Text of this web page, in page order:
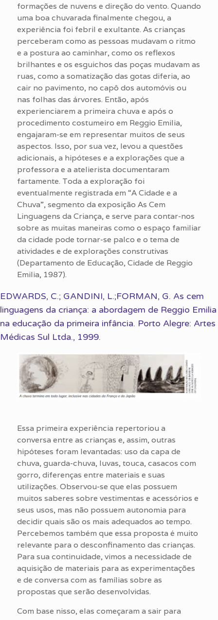
formações de nuvens e direção do vento. Quando
uma boa chuvarada finalmente chegou, a
experiência foi febril e exultante. As crianças
perceberam como as pessoas mudavam o ritmo
e a postura ao caminhar, como os reflexos
brilhantes e os esguichos das poças mudavam as
ruas, como a somatização das gotas diferia, ao
cair no pavimento, no capô dos automóvis ou
nas folhas das árvores. Então, após
experienciarem a primeira chuva e após o
procedimento costumeiro em Reggio Emilia,
engajaram-se em representar muitos de seus
aspectos. Isso, por sua vez, levou a questões
adicionais, a hipóteses e a explorações que a
professora e a atelierista documentaram
fartamente. Toda a exploração foi
eventualmente registrada em “A Cidade e a
Chuva”, segmento da exposição As Cem
Linguagens da Criança, e serve para contar-nos
sobre as muitas maneiras como o espaço familiar
da cidade pode tornar-se palco e o tema de
atividades e de explorações construtivas
(Departamento de Educação, Cidade de Reggio
Emilia, 1987).
EDWARDS, C.; GANDINI, L.;FORMAN, G. As cem
linguagens da criança: a abordagem de Reggio Emilia
na educação da primeira infância. Porto Alegre: Artes
Médicas Sul Ltda., 1999.
Essa primeira experiência repertoriou a
conversa entre as crianças e, assim, outras
hipóteses foram levantadas: uso da capa de
chuva, guarda-chuva, luvas, touca, casacos com
gorro, diferenças entre materiais e suas
utilizações. Observou-se que elas possuem
muitos saberes sobre vestimentas e acessórios e
seus usos, mas não possuem autonomia para
decidir quais são os mais adequados ao tempo.
Percebemos também que essa proposta é muito
relevante para o desconfinamento das crianças.
Para sua continuidade, vimos a necessidade de
aquisição de materiais para as experimentações
e de conversa com as famílias sobre as
propostas que serão desenvolvidas.
Com base nisso, elas começaram a sair para